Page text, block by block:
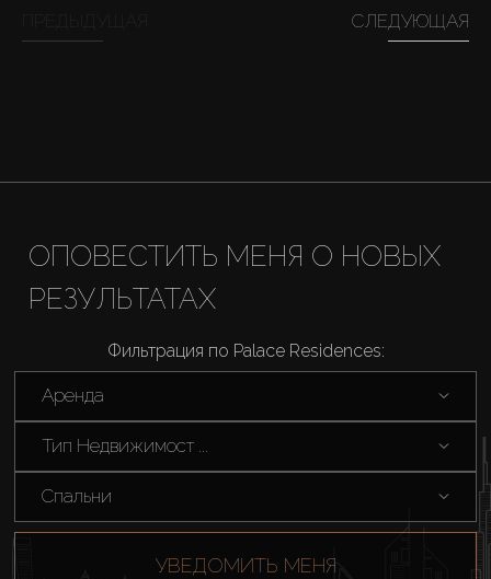
Продажа
Агенты
About Us
СЛЕДУЮЩАЯ
ОПОВЕСТИТЬ МЕНЯ О НОВЫХ
РЕЗУЛЬТАТАХ
Фильтрация по Palace Residences:
Аренда
Тип Недвижимост ...
Спальни
УВЕДОМИТЬ МЕНЯ